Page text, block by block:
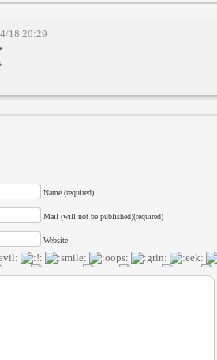
18 20:29
Name (required)
Mail (will not be published)(required)
Website